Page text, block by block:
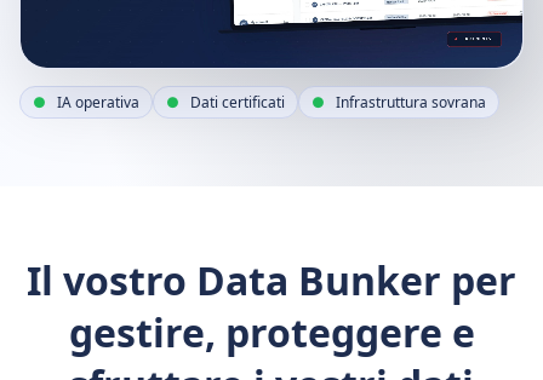
IA operativa Dati certificati Infrastruttura sovrana
Il vostro Data Bunker per
gestire, proteggere e